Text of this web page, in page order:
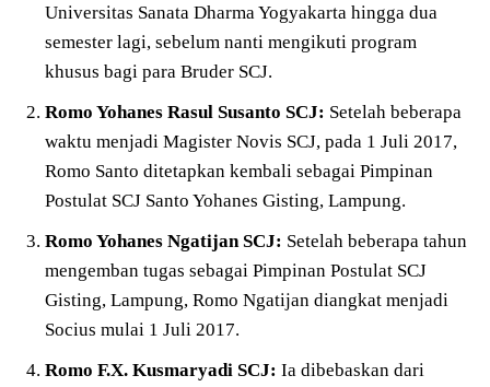
Universitas Sanata Dharma Yogyakarta hingga dua
semester lagi, sebelum nanti mengikuti program
khusus bagi para Bruder SCJ.
Romo Yohanes Rasul Susanto SCJ: Setelah beberapa
waktu menjadi Magister Novis SCJ, pada 1 Juli 2017,
Romo Santo ditetapkan kembali sebagai Pimpinan
Postulat SCJ Santo Yohanes Gisting, Lampung.
Romo Yohanes Ngatijan SCJ: Setelah beberapa tahun
mengemban tugas sebagai Pimpinan Postulat SCJ
Gisting, Lampung, Romo Ngatijan diangkat menjadi
Socius mulai 1 Juli 2017.
Romo F.X. Kusmaryadi SCJ: Ia dibebaskan dari